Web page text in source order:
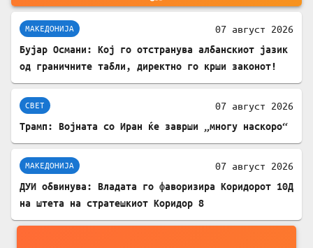
МАКЕДОНИЈА 07 август 2026
Бујар Османи: Кој го отстранува албанскиот јазик
од граничните табли, директно го крши законот!
СВЕТ 07 август 2026
Трамп: Војната со Иран ќе заврши „многу наскоро“
МАКЕДОНИЈА 07 август 2026
ДУИ обвинува: Владата го фаворизира Коридорот 10Д
на штета на стратешкиот Коридор 8